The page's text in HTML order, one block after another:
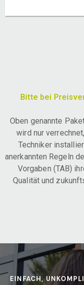
Bitte bei
Oben genannte
wird nur
Techniker
anerkannten Regeln
Vorgaben (TAB)
Qualität und
EINFACH,